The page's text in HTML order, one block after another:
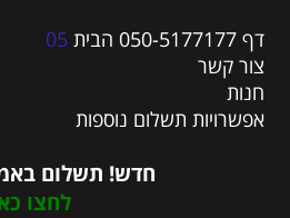
דף 050-5177177 הבית
צור קשר
חנות
אפשרויות תשלום נוספות
חדש! תשלום
לחצו